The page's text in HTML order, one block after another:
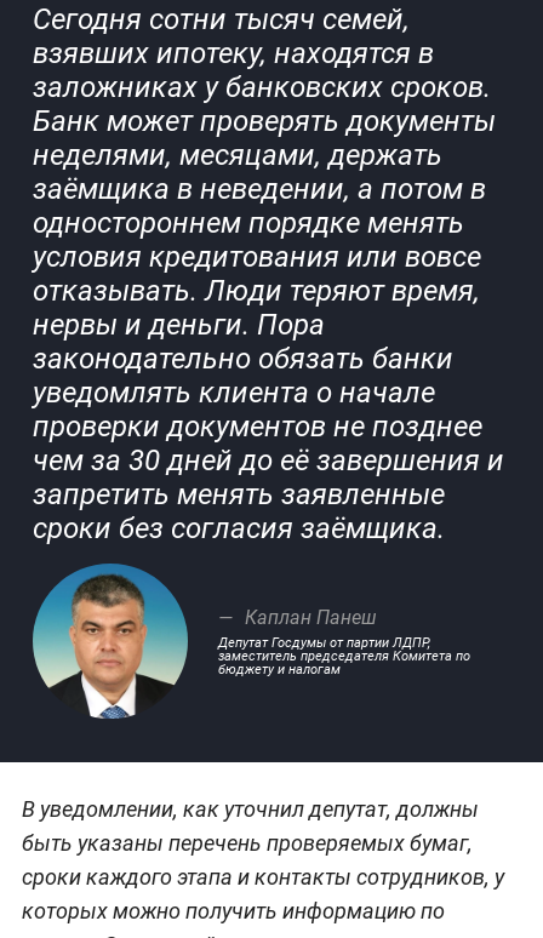
Сегодня сотни тысяч семей,
взявших ипотеку, находятся в
заложниках у банковских сроков.
Банк может проверять документы
неделями, месяцами, держать
заёмщика в неведении, а потом в
одностороннем порядке менять
условия кредитования или вовсе
отказывать. Люди теряют время,
нервы и деньги. Пора
законодательно обязать банки
уведомлять клиента о начале
проверки документов не позднее
чем за 30 дней до её завершения и
запретить менять заявленные
сроки без согласия заёмщика.
Каплан Панеш
Депутат Госдумы от партии ЛДПР,
заместитель председателя Комитета по
бюджету и налогам
В уведомлении, как уточнил депутат, должны
быть указаны перечень проверяемых бумаг,
сроки каждого этапа и контакты сотрудников, у
которых можно получить информацию по